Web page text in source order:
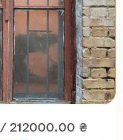
/ 212000.00 ₴